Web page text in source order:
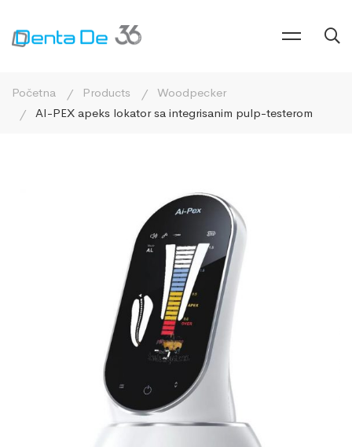
Početna Products
Woodpecker
AI-PEX apeks lokator sa integrisanim pulp-testerom